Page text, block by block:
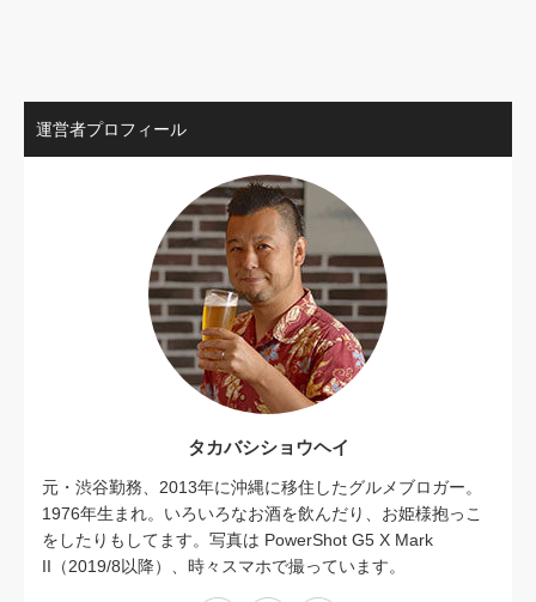
運営者プロフィール
タカバシショウヘイ
元・渋谷勤務、2013年に沖縄に移住したグルメブロガー。
1976年生まれ。いろいろなお酒を飲んだり、お姫様抱っこ
をしたりもしてます。写真は PowerShot G5 X Mark
II（2019/8以降）、時々スマホで撮っています。